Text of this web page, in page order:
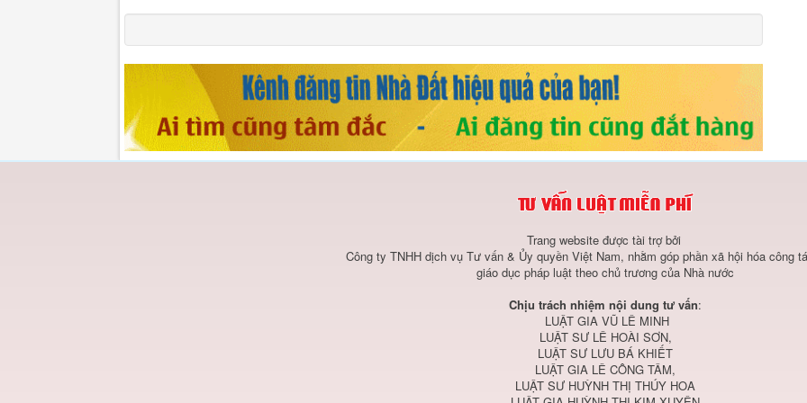
Trang website được tài trợ bởi
Công ty TNHH dịch vụ Tư vấn & Ủy quyền Việt Nam, nhằm góp phần xã hội hóa công
giáo dục pháp luật theo chủ trương của Nhà nước
Chịu trách nhiệm nội dung tư vấn:
LUẬT GIA VŨ LÊ MINH
LUẬT SƯ LÊ HOÀI SƠN,
LUẬT SƯ LƯU BÁ KHIẾT
LUẬT GIA LÊ CÔNG TÂM,
LUẬT SƯ HUỲNH THỊ THÚY HOA